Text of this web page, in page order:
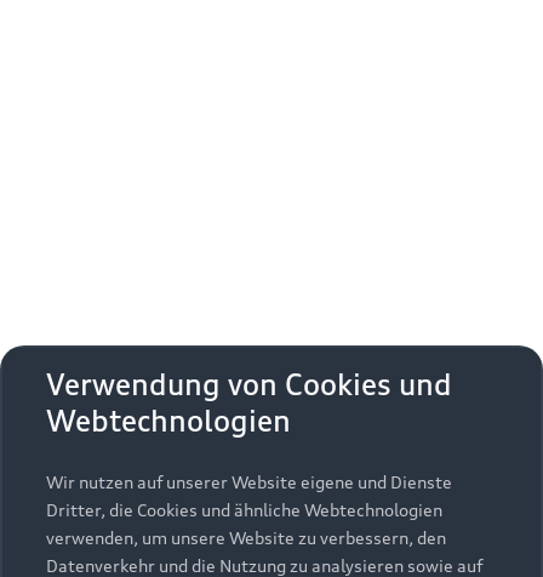
Zurück nach oben
Modelle
Alle Modelle
Modelle vergleichen
Kaufen & leasen
Neuwagensuche
Service & Zubehör
Verwendung von Cookies und
Webtechnologien
Wir nutzen auf unserer Website eigene und Dienste
Dritter, die Cookies und ähnliche Webtechnologien
verwenden, um unsere Website zu verbessern, den
Datenverkehr und die Nutzung zu analysieren sowie auf